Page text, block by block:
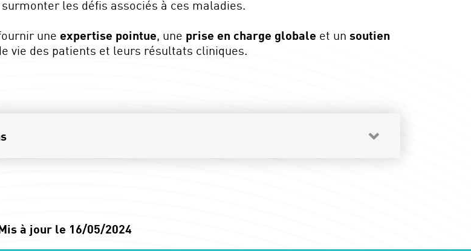
les défis associés à ces maladies.
une expertise pointue, une prise en charge globale et un soutien
vie des patients et leurs résultats cliniques.
à jour le 16/05/2024